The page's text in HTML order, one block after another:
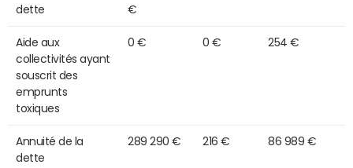
dette
€
Aide aux
collectivités ayant
souscrit des
emprunts
toxiques
0 € 0 € 254 €
Annuité de la
dette
289 290 € 216 € 86 989 €